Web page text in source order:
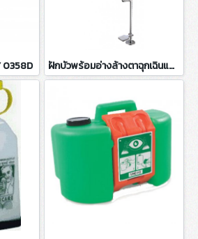
0358D ฝักบัวพร้อมอ่างล้างตาฉุกเฉินแบบมือผลักเท้าเหยียบ SPY1107F